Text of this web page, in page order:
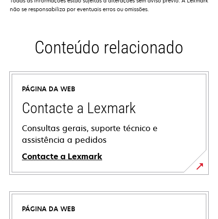
não se responsabiliza por eventuais erros ou omissões.
Conteúdo relacionado
PÁGINA DA WEB
Contacte a Lexmark
Consultas gerais, suporte técnico e
assistência a pedidos
Contacte a Lexmark
PÁGINA DA WEB